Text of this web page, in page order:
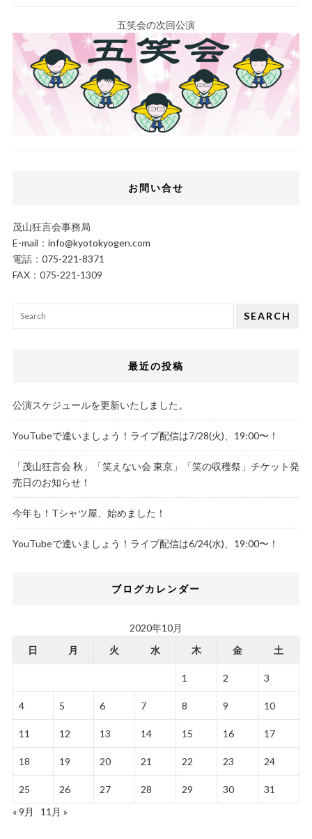
五笑会の次回公演
お問い合せ
茂山狂言会事務局
E-mail： info@kyotokyogen.com
電話： 075-221-8371
FAX：075-221-1309
SEARCH
最近の投稿
公演スケジュールを更新いたしました。
YouTubeで逢いましょう！ライブ配信は7/28(火)、19:00〜！
「茂山狂言会 秋」「笑えない会 東京」「笑の収穫祭」チケット発
売日のお知らせ！
今年も！Tシャツ屋、始めました！
YouTubeで逢いましょう！ライブ配信は6/24(水)、19:00〜！
ブログカレンダー
2020年10月
日
月 火 水 木 金 土
1 2 3
4 5 6 7 8 9 10
11 12 13 14 15 16 17
18 19 20 21 22 23 24
25 26 27 28 29 30
31
« 9月
11月 »